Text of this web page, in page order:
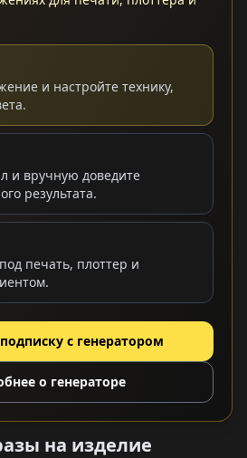
и настройте технику,
и вручную доведите
результата.
печать, плоттер и
с генератором
о генераторе
на изделие